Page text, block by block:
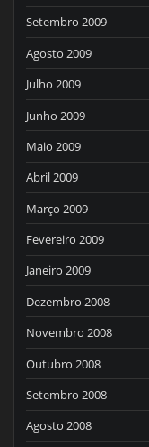
Setembro 2009
Agosto 2009
Julho 2009
Junho 2009
Maio 2009
Abril 2009
Março 2009
Fevereiro 2009
Janeiro 2009
Dezembro 2008
Novembro 2008
Outubro 2008
Setembro 2008
Agosto 2008